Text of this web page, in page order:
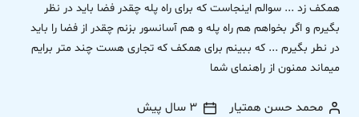
همکف زد ... سوالم اینجاست که برای راه پله چقدر فضا باید در نظر
بگیرم و اگر بخواهم هم راه پله و هم آسانسور بزنم چقدر از فضا را باید
در نطر بگیرم ... که ببینم برای همکف که تجاری هست چند متر برایم
میماند ممنون از راهنمای شما
محمد حسن همتیار 3 سال پیش